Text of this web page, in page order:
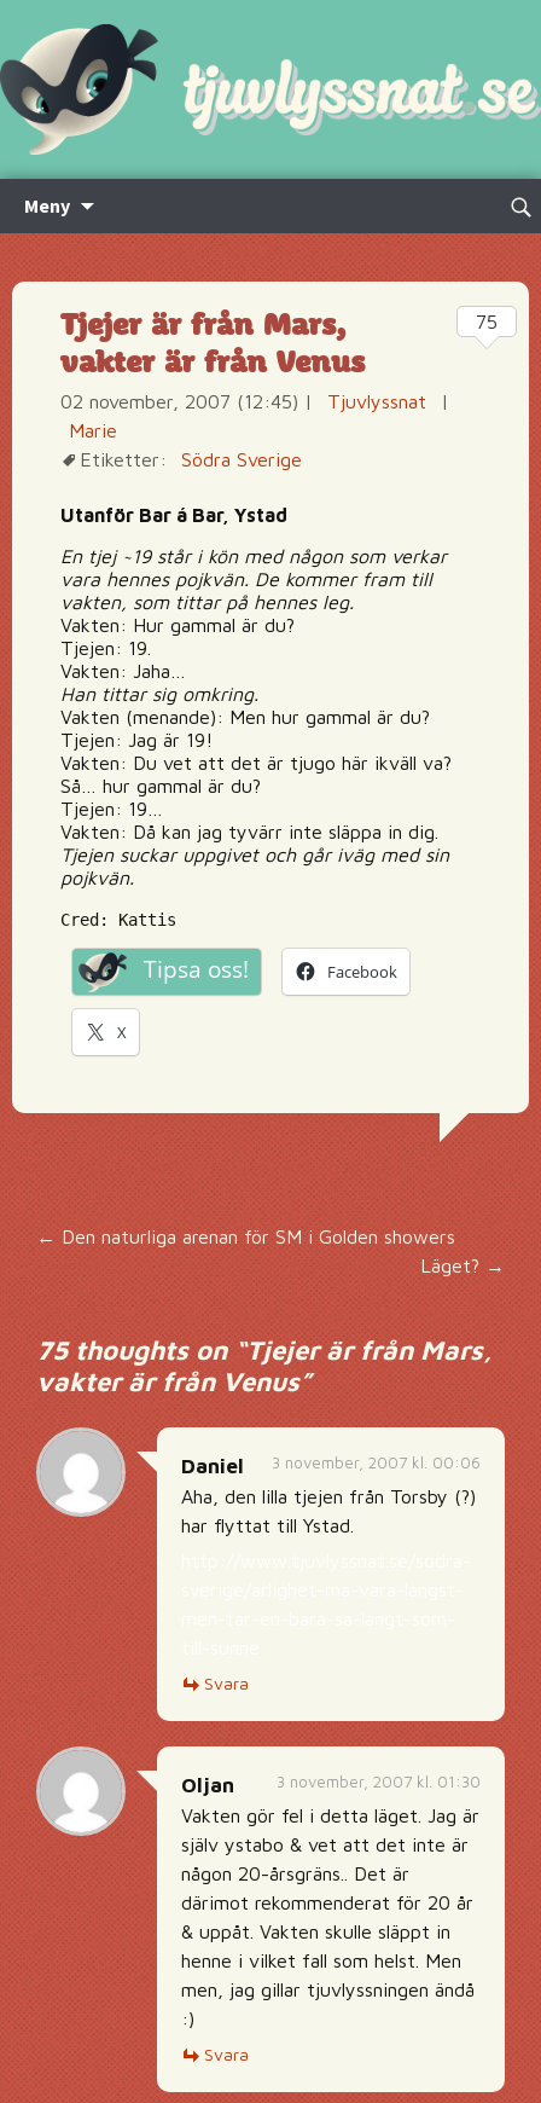
Meny
innehåll
Sök
Tjejer är från Mars,
vakter är från Venus
02 november, 2007 (12:45) | Tjuvlyssnat
|
Marie
Etiketter:
Södra Sverige
Utanför Bar á Bar, Ystad
En tjej ~19 står i kön med någon som verkar
vara hennes pojkvän. De kommer fram till
vakten, som tittar på hennes leg.
Vakten: Hur gammal är du?
Tjejen: 19.
Vakten: Jaha…
Han tittar sig omkring.
Vakten (menande): Men hur gammal är du?
Tjejen: Jag är 19!
Vakten: Du vet att det är tjugo här ikväll va?
Så… hur gammal är du?
Tjejen: 19…
Vakten: Då kan jag tyvärr inte släppa in dig.
Tjejen suckar uppgivet och går iväg med sin
pojkvän.
Cred: Kattis
Tipsa oss! Facebook
X
75
Inläggsnavigering
← Den naturliga arenan för SM i Golden showers
Läget? →
75 thoughts on “Tjejer är från Mars,
vakter är från Venus”
3 november, 2007 kl. 00:06
Daniel
Aha, den lilla tjejen från Torsby (?)
har flyttat till Ystad.
Svara
3 november, 2007 kl. 01:30
Oljan
Vakten gör fel i detta läget. Jag är
själv ystabo & vet att det inte är
någon 20-årsgräns.. Det är
därimot rekommenderat för 20 år
& uppåt. Vakten skulle släppt in
henne i vilket fall som helst. Men
men, jag gillar tjuvlyssningen ändå
:)
Svara